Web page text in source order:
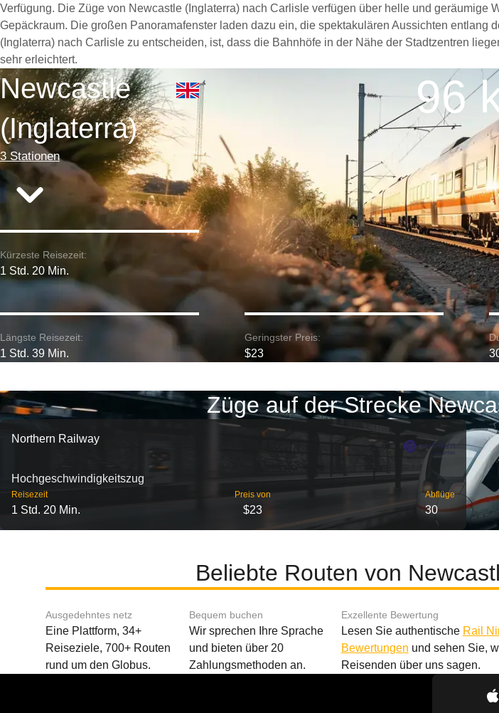
Verfügung. Die Züge von Newcastle (Inglaterra) nach Carlisle verfügen über helle und
Gepäckraum. Die großen Panoramafenster laden dazu ein, die spektakulären Aussichten
(Inglaterra) nach Carlisle zu entscheiden, ist, dass die Bahnhöfe in der Nähe der Stadtzentren
sehr erleichtert.
Newcastle
(Inglaterra)
3 Stationen
96
Kürzeste Reisezeit:
1 Std. 20 Min.
Längste Reisezeit:
1 Std. 39 Min.
Geringster Preis:
$23
Züge auf der Strecke
Northern Railway
Hochgeschwindigkeitszug
Reisezeit
1 Std. 20 Min.
Preis von
$23
Abflüge
30
Beliebte Routen von
Ausgedehntes netz
Eine Plattform, 34+
Reiseziele, 700+ Routen
rund um den Globus.
Bequem buchen
Wir sprechen Ihre Sprache
und bieten über 20
Zahlungsmethoden an.
Exzellente Bewertung
Lesen Sie authentische Rail
Bewertungen und sehen Sie,
Reisenden über uns sagen.